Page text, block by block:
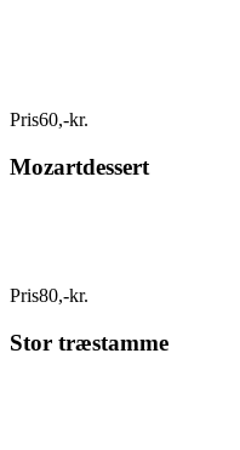
Pris60,-kr.
Mozartdessert
Pris80,-kr.
Stor træstamme